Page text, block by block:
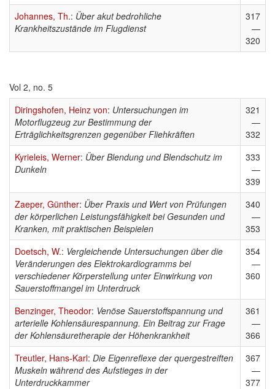
Johannes, Th.: Über akut bedrohliche
Krankheitszustände im Flugdienst
317
—
320
Vol 2, no. 5
Diringshofen, Heinz von: Untersuchungen im
Motorflugzeug zur Bestimmung der
Erträglichkeitsgrenzen gegenüber Fliehkräften
321
—
332
Kyrieleis, Werner: Über Blendung und Blendschutz im
Dunkeln
333
—
339
Zaeper, Günther: Über Praxis und Wert von Prüfungen
der körperlichen Leistungsfähigkeit bei Gesunden und
Kranken, mit praktischen Beispielen
340
—
353
Doetsch, W.: Vergleichende Untersuchungen über die
Veränderungen des Elektrokardiogramms bei
verschiedener Körperstellung unter Einwirkung von
Sauerstoffmangel im Unterdruck
354
—
360
Benzinger, Theodor: Venöse Sauerstoffspannung und
arterielle Kohlensäurespannung. Ein Beitrag zur Frage
der Kohlensäuretherapie der Höhenkrankheit
361
—
366
Treutler, Hans-Karl: Die Eigenreflexe der quergestreiften
Muskeln während des Aufstieges in der
Unterdruckkammer
367
—
377